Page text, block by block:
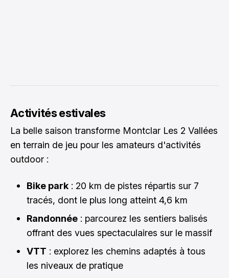
Activités estivales
La belle saison transforme Montclar Les 2 Vallées
en terrain de jeu pour les amateurs d'activités
outdoor :
Bike park : 20 km de pistes répartis sur 7
tracés, dont le plus long atteint 4,6 km
Randonnée : parcourez les sentiers balisés
offrant des vues spectaculaires sur le massif
VTT : explorez les chemins adaptés à tous
les niveaux de pratique